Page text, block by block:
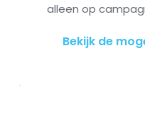
alleen op
Bekijk de